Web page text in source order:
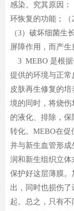
感染。究其原因
环恢复的功能；（
（3）破坏细菌生
屏障作用，而产生
3 MEBO 是根据
提供的环境与正
皮肤再生修复的
境的同时，将烧
的液化、排除，
转化。MEBO在促
并与新生血管形
润和新生组织立
保护好这层薄膜
出，同时也损伤
起。总之，只有